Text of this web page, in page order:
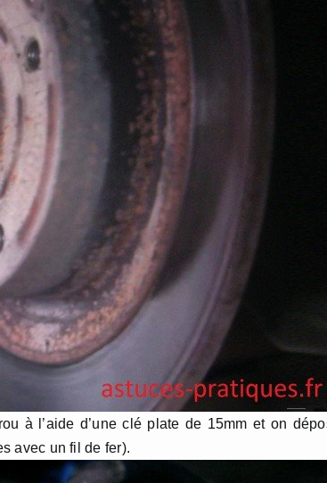
à l’aide d’une clé plate de 15mm et on
avec un fil de fer).